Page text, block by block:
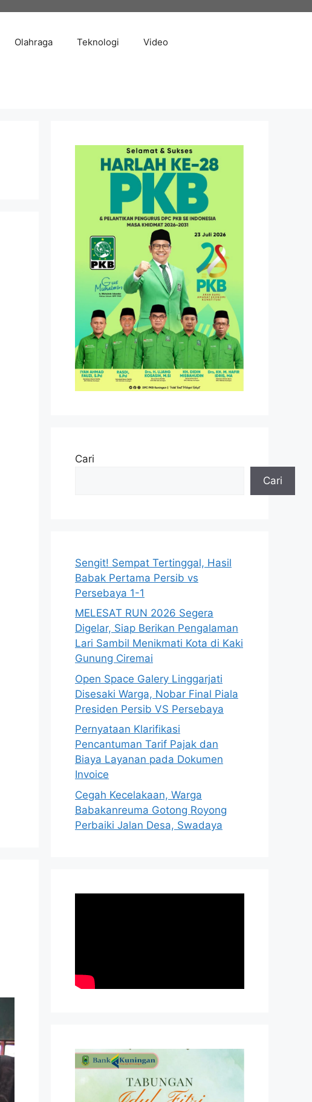
Olahraga Teknologi Video
Cari
Cari
Sengit! Sempat Tertinggal, Hasil
Babak Pertama Persib vs
Persebaya 1-1
MELESAT RUN 2026 Segera
Digelar, Siap Berikan Pengalaman
Lari Sambil Menikmati Kota di Kaki
Gunung Ciremai
Open Space Galery Linggarjati
Disesaki Warga, Nobar Final Piala
Presiden Persib VS Persebaya
Pernyataan Klarifikasi
Pencantuman Tarif Pajak dan
Biaya Layanan pada Dokumen
Invoice
Cegah Kecelakaan, Warga
Babakanreuma Gotong Royong
Perbaiki Jalan Desa, Swadaya